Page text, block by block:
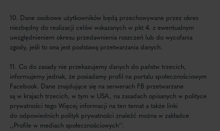
10. Dane osobowe użytkowników będą przechowywane przez okres
niezbędny do realizacji celów wskazanych w pkt 4. z ewentualnym
uwzględnieniem okresu przedawnienia roszczeń lub do wycofania
zgody, jeśli to ona jest podstawą przetwarzania danych.
11. Co do zasady nie przekazujemy danych do państw trzecich,
informujemy jednak, że posiadamy profil na portalu społecznościowym
Facebook. Dane znajdujące się na serwerach FB przetwarzane
są w krajach trzecich, w tym w USA, na zasadach opisanych w polityce
prywatności tego Więcej informacji na ten temat a także linki
do odpowiednich polityk prywatności znaleźć można w zakładce
,,Profile w mediach społecznościowych‘‘.